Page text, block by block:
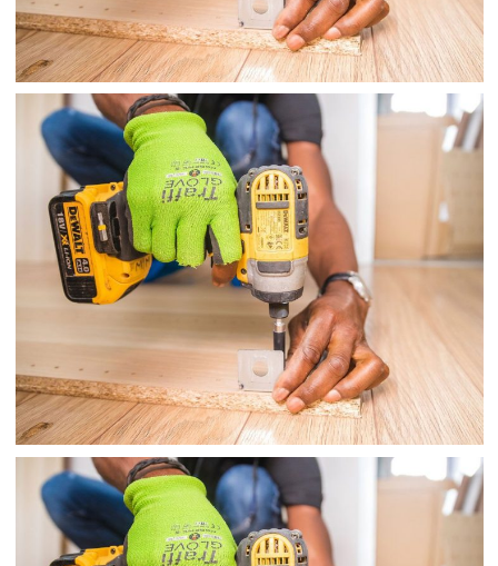
MÀNG 3 LỚP
TÚI ĐÔNG LẠNH CẮT
DẠNG ROLL
Heating system tune-up, Manham